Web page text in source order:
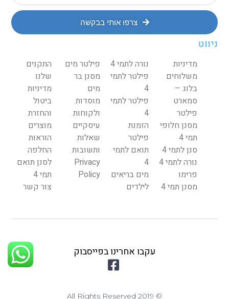
צרפו אותי בבקשה
ניווט
מדיניות
משלוחים
בלוג –
סמארט
פילטר
מסנן חלופי
תמי 4
סנן לתמי 4
נורה לתמי 4
פרימו
מסנן תמי 4
נורה לתמי 4
פילטר לתמי
4
פילטר לתמי
4
הזמנת
פילטר
תואם לתמי
4
מים בריאים
לילדים
פילטר מים
מסנן בר
מים
מוסדות
ולקוחות
עיסקיים
שאלות
ותשובות
Privacy
Policy
התקנים
שלנו
מדיניות
ביטול
והחזרת
מוצרים
הוראות
החלפה
לסנן תואם
תמי 4
צור קשר
עקבו אחרינו בפייסבוק
© 2019 All Rights Reserved